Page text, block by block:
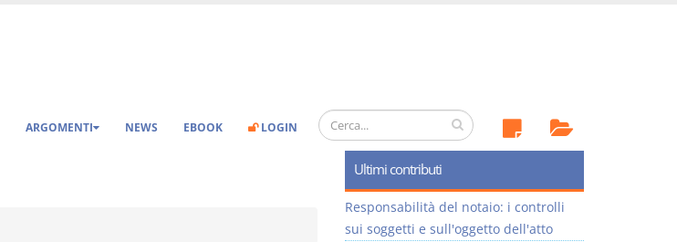
ARGOMENTI NEWS EBOOK LOGIN
Ultimi contributi
Responsabilità del notaio: i controlli
sui soggetti e sull'oggetto dell'atto